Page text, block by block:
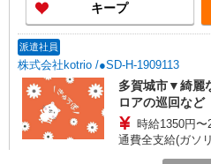
キープ
派遣社員
株式会社kotrio /●SD-H-1909113
多賀城市▼綺麗
ロアの巡回など
時給1350円
通費全支給(ガソ